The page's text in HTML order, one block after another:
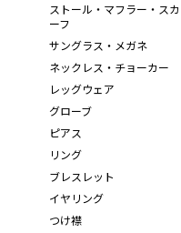
ストール・マフラー・スカ
ーフ
サングラス・メガネ
ネックレス・チョーカー
レッグウェア
グローブ
ピアス
リング
ブレスレット
イヤリング
つけ襟